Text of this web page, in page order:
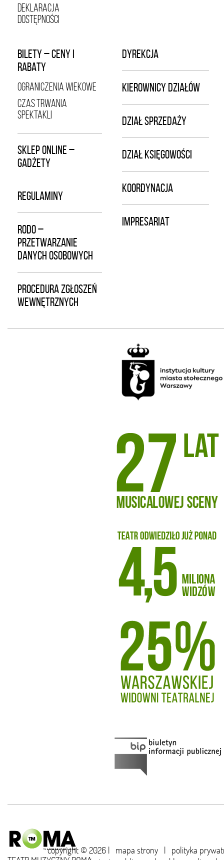
DEKLARACJA
DOSTĘPNOŚCI
BILETY – CENY I
RABATY
OGRANICZENIA WIEKOWE
CZAS TRWANIA
SPEKTAKLI
SKLEP ONLINE –
GADŻETY
REGULAMINY
RODO –
PRZETWARZANIE
DANYCH OSOBOWYCH
PROCEDURA ZGŁOSZEŃ
WEWNĘTRZNYCH
DYREKCJA
KIEROWNICY DZIAŁÓW
DZIAŁ SPRZEDAŻY
DZIAŁ KSIĘGOWOŚCI
KOORDYNACJA
IMPRESARIAT
copyright © 2026 | mapa strony | polityka